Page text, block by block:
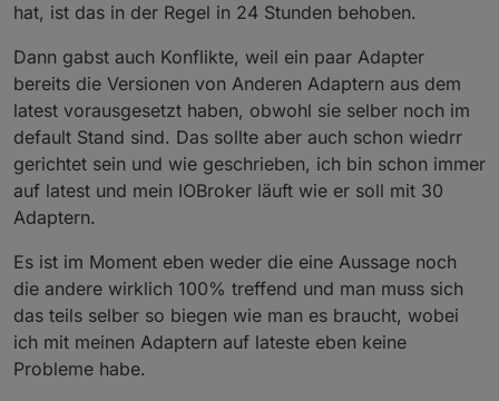
hat, ist das in der Regel in 24 Stunden behoben.
Dann gabst auch Konflikte, weil ein paar Adapter
bereits die Versionen von Anderen Adaptern aus dem
latest vorausgesetzt haben, obwohl sie selber noch im
default Stand sind. Das sollte aber auch schon wiedrr
gerichtet sein und wie geschrieben, ich bin schon immer
auf latest und mein IOBroker läuft wie er soll mit 30
Adaptern.
Es ist im Moment eben weder die eine Aussage noch
die andere wirklich 100% treffend und man muss sich
das teils selber so biegen wie man es braucht, wobei
ich mit meinen Adaptern auf lateste eben keine
Probleme habe.